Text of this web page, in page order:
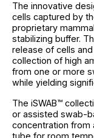
The innovative
cells captured by
proprietary
stabilizing buffer.
release of cells
collection of high
from one or more
while yielding
The iSWAB™
or assisted swab-
concentration from
tube for room